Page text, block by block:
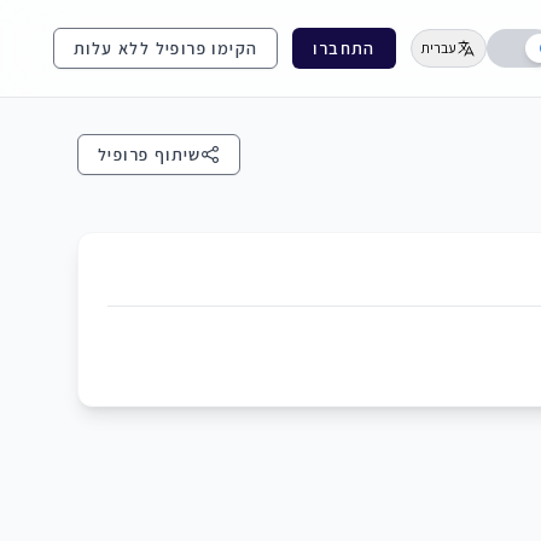
עברית התחברו הקימו פרופיל ללא עלות
שיתוף פרופיל